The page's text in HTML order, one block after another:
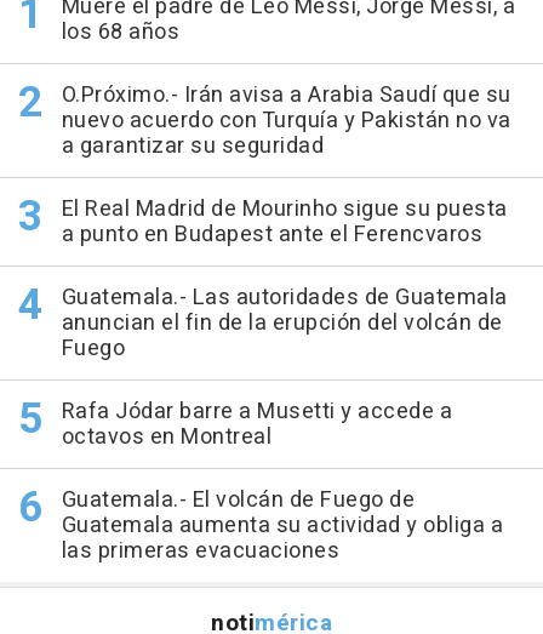
Muere el padre de Leo Messi, Jorge Messi, a
los 68 años
O.Próximo.- Irán avisa a Arabia Saudí que su
nuevo acuerdo con Turquía y Pakistán no va
a garantizar su seguridad
El Real Madrid de Mourinho sigue su puesta
a punto en Budapest ante el Ferencvaros
Guatemala.- Las autoridades de Guatemala
anuncian el fin de la erupción del volcán de
Fuego
Rafa Jódar barre a Musetti y accede a
octavos en Montreal
Guatemala.- El volcán de Fuego de
Guatemala aumenta su actividad y obliga a
las primeras evacuaciones
notimérica